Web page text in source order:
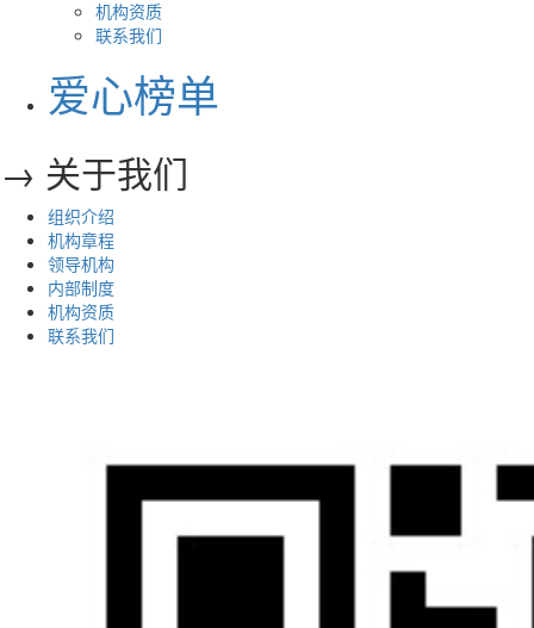
机构资质
联系我们
爱心榜单
→ 关于我们
组织介绍
机构章程
领导机构
内部制度
机构资质
联系我们